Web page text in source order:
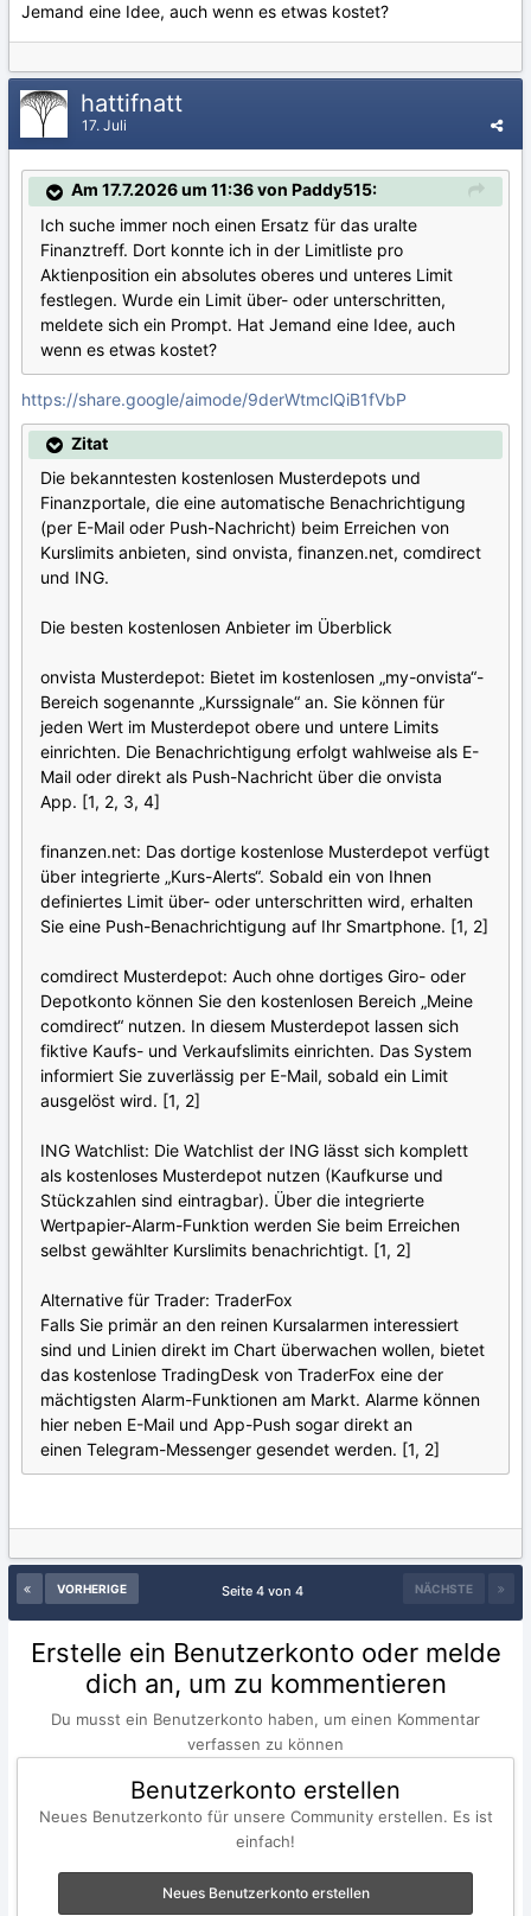
Jemand eine Idee, auch wenn es etwas kostet?
hattifnatt
17. Juli
Am 17.7.2026 um 11:36 von Paddy515:
Ich suche immer noch einen Ersatz für das uralte
Finanztreff. Dort konnte ich in der Limitliste pro
Aktienposition ein absolutes oberes und unteres Limit
festlegen. Wurde ein Limit über- oder unterschritten,
meldete sich ein Prompt. Hat Jemand eine Idee, auch
wenn es etwas kostet?
https://share.google/aimode/9derWtmclQiB1fVbP
Zitat
Die bekanntesten kostenlosen Musterdepots und
Finanzportale, die eine automatische Benachrichtigung
(per E-Mail oder Push-Nachricht) beim Erreichen von
Kurslimits anbieten, sind onvista, finanzen.net, comdirect
und ING.
Die besten kostenlosen Anbieter im Überblick
onvista Musterdepot: Bietet im kostenlosen „my-onvista“-
Bereich sogenannte „Kurssignale“ an. Sie können für
jeden Wert im Musterdepot obere und untere Limits
einrichten. Die Benachrichtigung erfolgt wahlweise als E-
Mail oder direkt als Push-Nachricht über die onvista
App. [1, 2, 3, 4]
finanzen.net: Das dortige kostenlose Musterdepot verfügt
über integrierte „Kurs-Alerts“. Sobald ein von Ihnen
definiertes Limit über- oder unterschritten wird, erhalten
Sie eine Push-Benachrichtigung auf Ihr Smartphone. [1, 2]
comdirect Musterdepot: Auch ohne dortiges Giro- oder
Depotkonto können Sie den kostenlosen Bereich „Meine
comdirect“ nutzen. In diesem Musterdepot lassen sich
fiktive Kaufs- und Verkaufslimits einrichten. Das System
informiert Sie zuverlässig per E-Mail, sobald ein Limit
ausgelöst wird. [1, 2]
ING Watchlist: Die Watchlist der ING lässt sich komplett
als kostenloses Musterdepot nutzen (Kaufkurse und
Stückzahlen sind eintragbar). Über die integrierte
Wertpapier-Alarm-Funktion werden Sie beim Erreichen
selbst gewählter Kurslimits benachrichtigt. [1, 2]
Alternative für Trader: TraderFox
Falls Sie primär an den reinen Kursalarmen interessiert
sind und Linien direkt im Chart überwachen wollen, bietet
das kostenlose TradingDesk von TraderFox eine der
mächtigsten Alarm-Funktionen am Markt. Alarme können
hier neben E-Mail und App-Push sogar direkt an
einen Telegram-Messenger gesendet werden. [1, 2]
VORHERIGE NÄCHSTE
Seite 4 von 4
Erstelle ein Benutzerkonto oder melde
dich an, um zu kommentieren
Du musst ein Benutzerkonto haben, um einen Kommentar
verfassen zu können
Benutzerkonto erstellen
Neues Benutzerkonto für unsere Community erstellen. Es ist
einfach!
Neues Benutzerkonto erstellen